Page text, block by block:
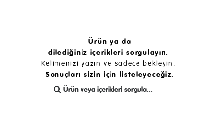
Ürün ya da
dilediğiniz içerikleri sorgulayın.
Kelimenizi yazın ve sadece bekleyin.
Sonuçları sizin için listeleyeceğiz.